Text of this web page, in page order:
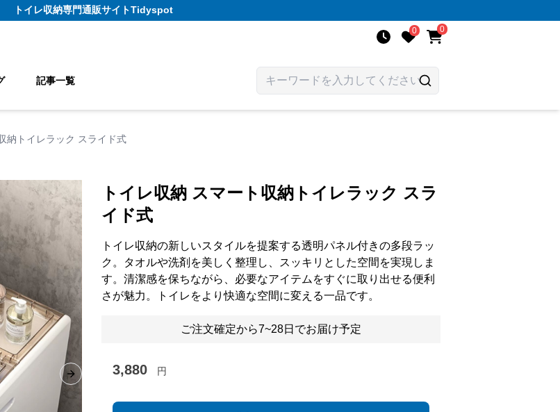
トイレ収納専門通販サイトTidyspot
0 0
記事一覧
納トイレラック スライド式
Next slide
トイレ収納 スマート収納トイレラック スラ
イド式
トイレ収納の新しいスタイルを提案する透明パネル付きの多段ラッ
ク。タオルや洗剤を美しく整理し、スッキリとした空間を実現しま
す。清潔感を保ちながら、必要なアイテムをすぐに取り出せる便利
さが魅力。トイレをより快適な空間に変える一品です。
ご注文確定から7~28日でお届け予定
3,880 円